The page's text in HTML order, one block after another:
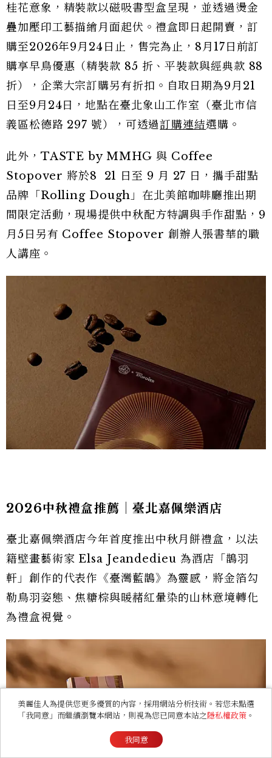
桂花意象，精裝款以磁吸書型盒呈現，並透過燙金
疊加壓印工藝描繪月面起伏。禮盒即日起開賣，訂
購至2026年9月24日止，售完為止，8月17日前訂
購享早鳥優惠（精裝款 85 折、平裝款與經典款 88
折），企業大宗訂購另有折扣。自取日期為9月21
日至9月24日，地點在臺北象山工作室（臺北市信
義區松德路 297 號），可透過訂購連結選購。
此外，TASTE by MMHG 與 Coffee
Stopover 將於8 21 日至 9 月 27 日，攜手甜點
品牌「Rolling Dough」在北美館咖啡廳推出期
間限定活動，現場提供中秋配方特調與手作甜點，9
月5日另有 Coffee Stopover 創辦人張書華的職
人講座。
2026中秋禮盒推薦｜臺北嘉佩樂酒店
臺北嘉佩樂酒店今年首度推出中秋月餅禮盒，以法
籍壁畫藝術家 Elsa Jeandedieu 為酒店「鵲羽
軒」創作的代表作《臺灣藍鵲》為靈感，將金箔勾
勒鳥羽姿態、焦糖棕與暖赭紅暈染的山林意境轉化
為禮盒視覺。
美麗佳人為提供您更多優質的內容，採用網站分析技術。若您未點選
「我同意」而繼續瀏覽本網站，則視為您已同意本站之隱私權政策 。
我同意